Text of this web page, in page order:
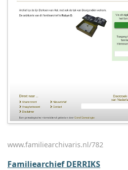
www.familiearchivaris.nl/782
Familiearchief DERRIKS